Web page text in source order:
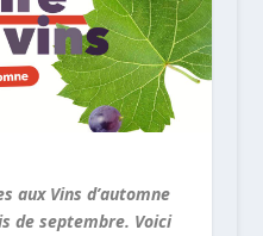
aux Vins d’automne
de septembre. Voici